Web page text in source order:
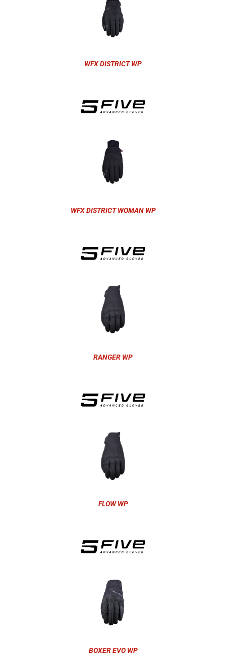
WFX DISTRICT WP
WFX DISTRICT WOMAN WP
RANGER WP
FLOW WP
BOXER EVO WP